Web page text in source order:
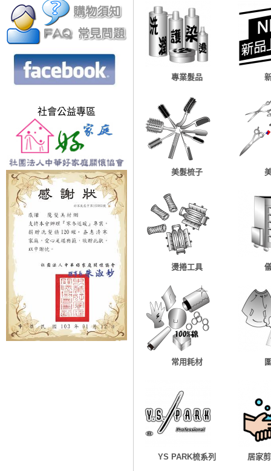
社會公益專區
專業髮品
美髮梳子
燙捲工具
常用耗材
YS PARK梳系列 居家